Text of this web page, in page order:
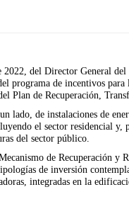
del Director General
programa de incentivos
Plan de Recuperación,
lado, de instalaciones de
el sector residencial y,
del sector público.
de Recuperación y
de inversión
integradas en la